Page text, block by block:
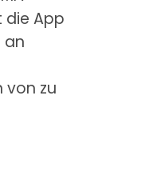
die App
an
von zu